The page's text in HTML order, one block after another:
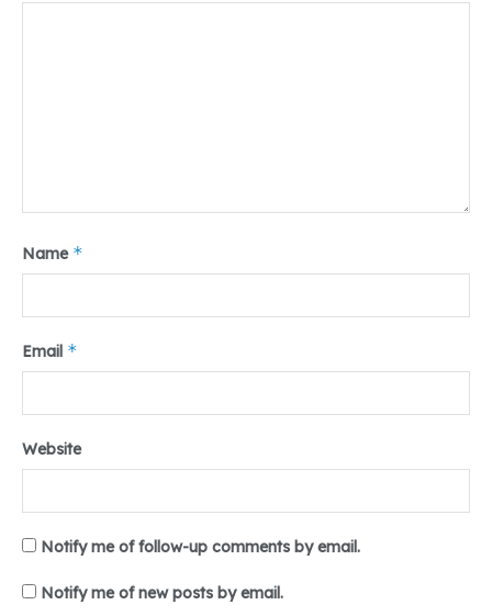
Name *
Email *
Website
Notify me of follow-up comments by email.
Notify me of new posts by email.